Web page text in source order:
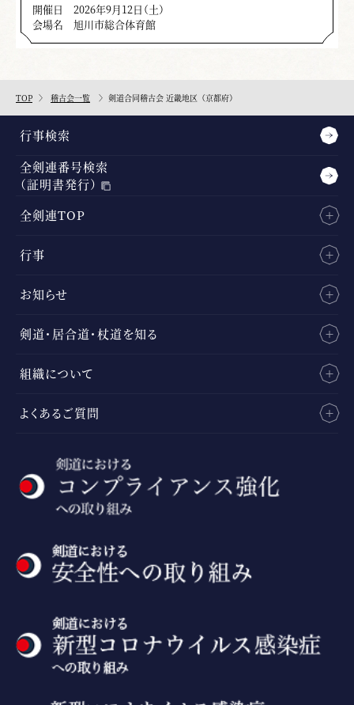
開催日
2026年9月12日（土）
会場名
旭川市総合体育館
TOP 稽古会一覧 剣道合同稽古会 近畿地区（京都府）
行事検索
全剣連番号検索
（証明書発行）
全剣連TOP
行事
お知らせ
剣道・居合道・杖道を知る
組織について
よくあるご質問